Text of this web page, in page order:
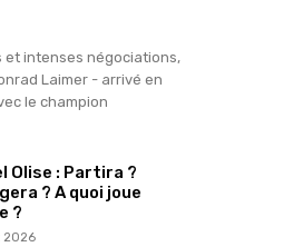
et intenses négociations,
Laimer - arrivé en
le champion
Olise : Partira ?
? A quoi joue
?
2026